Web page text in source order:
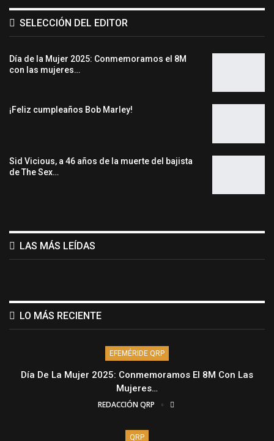
SELECCIÓN DEL EDITOR
Día de la Mujer 2025: Conmemoramos el 8M
con las mujeres…
¡Feliz cumpleaños Bob Marley!
Sid Vicious, a 46 años de la muerte del bajista
de The Sex…
LAS MÁS LEÍDAS
LO MÁS RECIENTE
EFEMÉRIDE QRP
Día De La Mujer 2025: Conmemoramos El 8M Con Las
Mujeres…
REDACCIÓN QRP
QRP